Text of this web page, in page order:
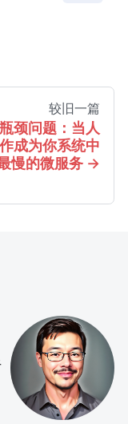
较旧一篇
颈问题：当人
成为你系统中
慢的微服务